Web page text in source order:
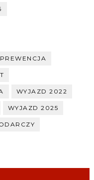
PREWENCJA
WYJAZD 2022
WYJAZD 2025